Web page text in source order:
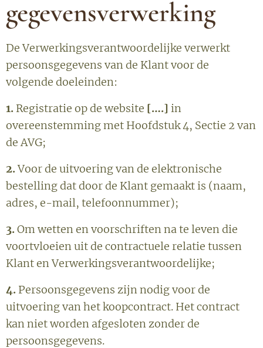
gegevensverwerking
De Verwerkingsverantwoordelijke verwerkt
persoonsgegevens van de Klant voor de
volgende doeleinden:
1. Registratie op de website [….] in
overeenstemming met Hoofdstuk 4, Sectie 2 van
de AVG;
2.Voor de uitvoering van de elektronische
bestelling dat door de Klant gemaakt is (naam,
adres, e-mail, telefoonnummer);
3. Om wetten en voorschriften na te leven die
voortvloeien uit de contractuele relatie tussen
Klant en Verwerkingsverantwoordelijke;
4. Persoonsgegevens zijn nodig voor de
uitvoering van het koopcontract. Het contract
kan niet worden afgesloten zonder de
persoonsgegevens.